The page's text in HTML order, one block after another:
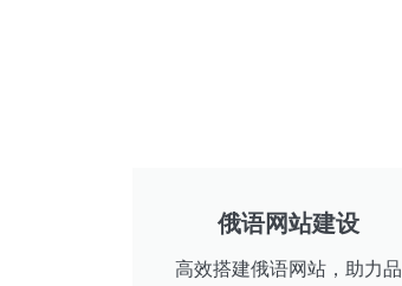
俄语网站建设
高效搭建俄语网站，助力品